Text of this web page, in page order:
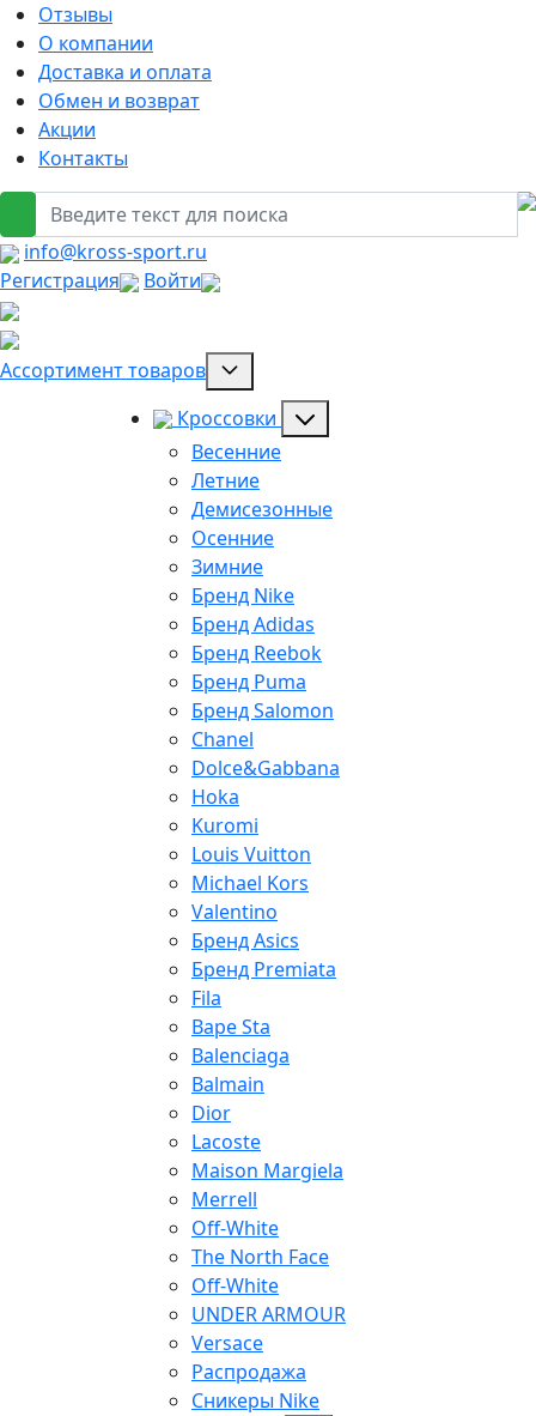
Отзывы
О компании
Доставка и оплата
Обмен и возврат
Акции
Контакты
info@kross-sport.ru
Регистрация
Войти
Ассортимент товаров
Кроссовки
Весенние
Летние
Демисезонные
Осенние
Зимние
Бренд Nike
Бренд Adidas
Бренд Reebok
Бренд Puma
Бренд Salomon
Chanel
Dolce&Gabbana
Hoka
Kuromi
Louis Vuitton
Michael Kors
Valentino
Бренд Asics
Бренд Premiata
Fila
Bape Sta
Balenciaga
Balmain
Dior
Lacoste
Maison Margiela
Merrell
Off-White
The North Face
Off-White
UNDER ARMOUR
Versace
Распродажа
Сникеры Nike